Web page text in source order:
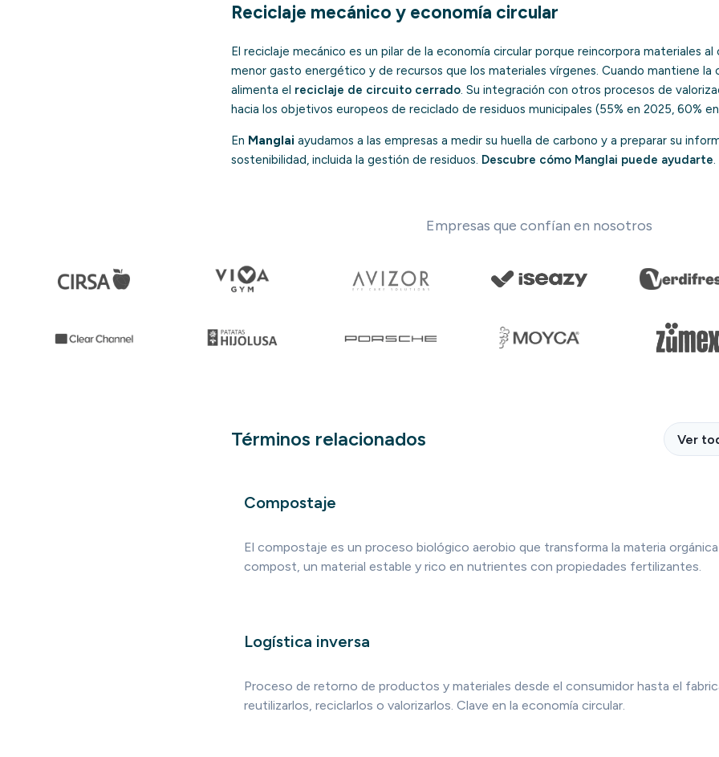
Reciclaje mecánico y economía circular
El reciclaje mecánico es un pilar de la economía circular porque reincorpora materiales
menor gasto energético y de recursos que los materiales vírgenes. Cuando mantiene la
alimenta el reciclaje de circuito cerrado. Su integración con otros procesos de
hacia los objetivos europeos de reciclado de residuos municipales (55% en 2025, 60%
En Manglai ayudamos a las empresas a medir su huella de carbono y a preparar su
sostenibilidad, incluida la gestión de residuos. Descubre cómo Manglai puede ayudarte.
Empresas que confían en nosotros
Términos relacionados Ver
Compostaje
El compostaje es un proceso biológico aerobio que transforma la materia
compost, un material estable y rico en nutrientes con propiedades fertilizantes.
Logística inversa
Proceso de retorno de productos y materiales desde el consumidor hasta el
reutilizarlos, reciclarlos o valorizarlos. Clave en la economía circular.